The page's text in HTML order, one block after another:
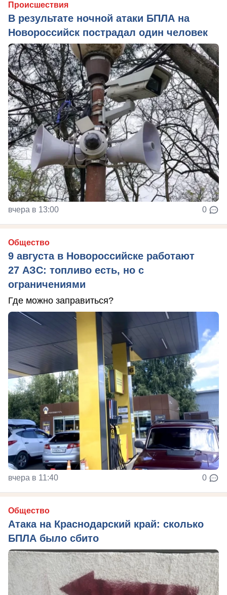
Происшествия
В результате ночной атаки БПЛА на
Новороссийск пострадал один человек
вчера в 13:00 0
Общество
9 августа в Новороссийске работают
27 АЗС: топливо есть, но с
ограничениями
Где можно заправиться?
вчера в 11:40 0
Общество
Атака на Краснодарский край: сколько
БПЛА было сбито